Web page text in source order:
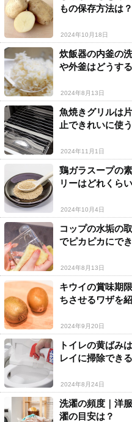
もの保存方法は？
2024年10月18日
炊飯器の内釜の
や外釜はどうす
2024年8月13日
魚焼きグリルは
止できれいに使う
2024年11月1日
鶏ガラスープの
リーはどれくら
2024年10月4日
コップの水垢の
でピカピカにでき
2024年8月13日
キウイの賞味期
ちさせるワザを紹
2024年9月20日
トイレの黄ばみ
レイに掃除でき
2024年8月24日
洗濯の頻度｜洋
濯の目安は？